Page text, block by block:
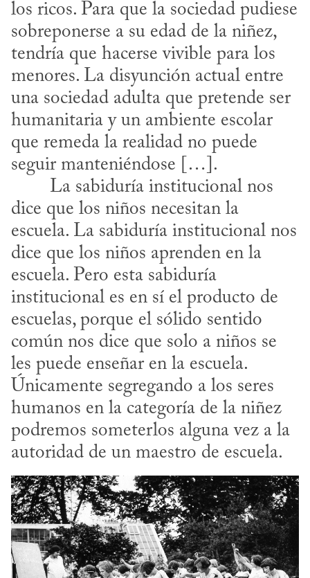
los ricos. Para que la sociedad pudiese
sobreponerse a su edad de la niñez,
tendría que hacerse vivible para los
menores. La disyunción actual entre
una sociedad adulta que pretende ser
humanitaria y un ambiente escolar
que remeda la realidad no puede
seguir manteniéndose […].
dice que los niños necesitan la
escuela. La sabiduría institucional nos
dice que los niños aprenden en la
escuela. Pero esta sabiduría
institucional es en sí el producto de
escuelas, porque el sólido sentido
común nos dice que solo a niños se
les puede enseñar en la escuela.
Únicamente segregando a los seres
humanos en la categoría de la niñez
podremos someterlos alguna vez a la
autoridad de un maestro de escuela.